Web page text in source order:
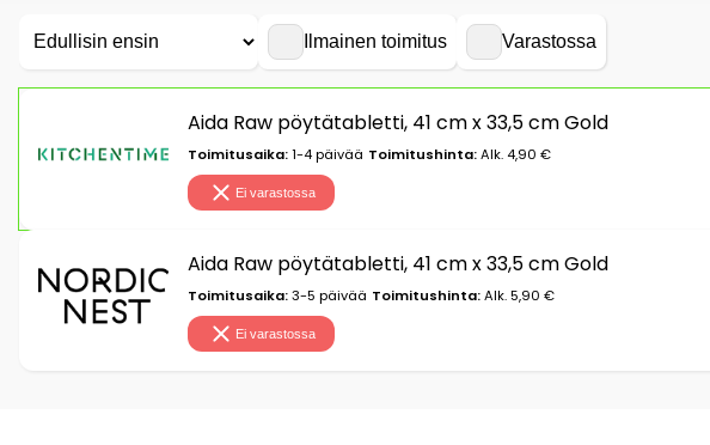
Ilmainen toimitus Varastossa
Aida Raw pöytätabletti, 41 cm x 33,5 cm Gold
Toimitusaika:1-4 päivää Toimitushinta:Alk. 4,90 €
Ei varastossa
Aida Raw pöytätabletti, 41 cm x 33,5 cm Gold
Toimitusaika:3-5 päivää Toimitushinta:Alk. 5,90 €
Ei varastossa